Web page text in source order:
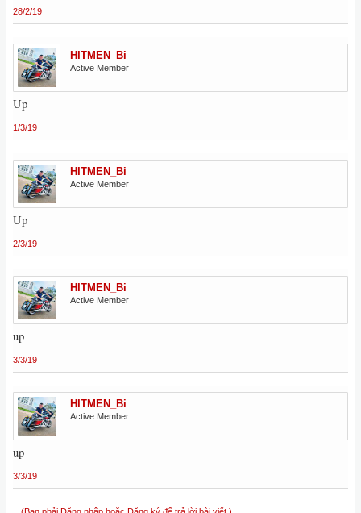
28/2/19
HITMEN_Bi
Active Member
Up
1/3/19
HITMEN_Bi
Active Member
Up
2/3/19
HITMEN_Bi
Active Member
up
3/3/19
HITMEN_Bi
Active Member
up
3/3/19